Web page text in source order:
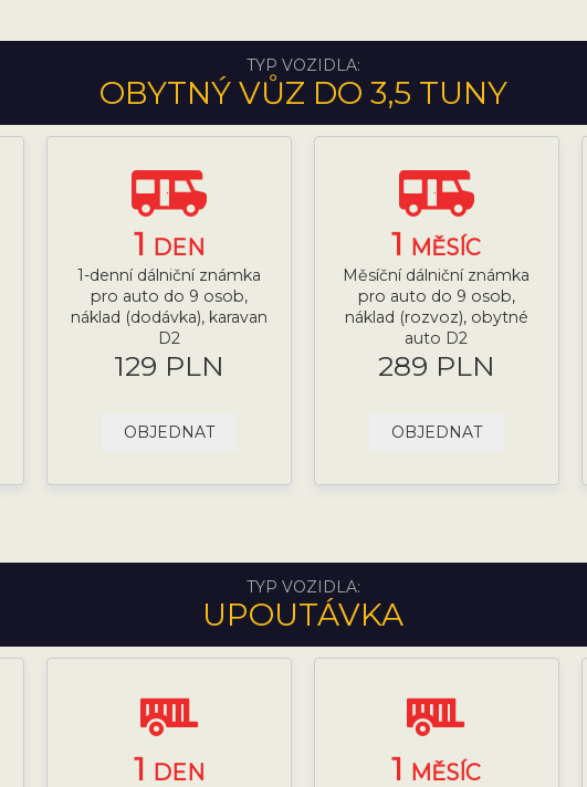
TYP VOZIDLA:
OBYTNÝ VŮZ DO 3,5 TUNY
1 DEN
1-denní dálniční známka
pro auto do 9 osob,
náklad (dodávka), karavan
D2
129 PLN
OBJEDNAT
1 MĚSÍC
Měsíční dálniční známka
pro auto do 9 osob,
náklad (rozvoz), obytné
auto D2
289 PLN
OBJEDNAT
TYP VOZIDLA:
UPOUTÁVKA
1 DEN 1 MĚSÍC